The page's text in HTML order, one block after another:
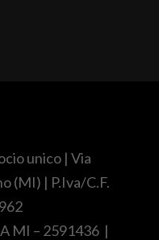
unico| Via
(MI) | P.Iva/C.F.
MI – 2591436|